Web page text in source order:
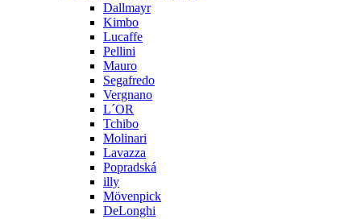
Dallmayr
Kimbo
Lucaffe
Pellini
Mauro
Segafredo
Vergnano
L´OR
Tchibo
Molinari
Lavazza
Popradská
illy
Mövenpick
DeLonghi